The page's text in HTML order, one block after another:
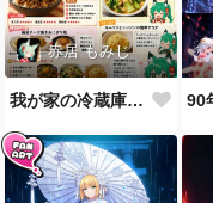
赤居 もみじ
我が家の冷蔵庫の中身💦